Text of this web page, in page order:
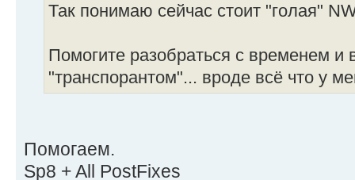
Так понимаю сейчас стоит "голая"
Помогите разобраться с временем
"транспорантом"... вроде всё что у
Помогаем.
Sp8 + All PostFixes